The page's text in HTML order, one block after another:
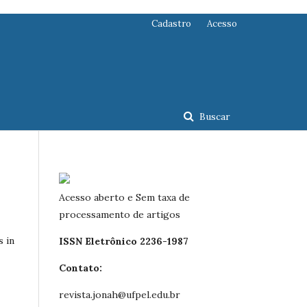
Buscar
Cadastro Acesso
in
Acesso aberto e Sem taxa de
processamento de artigos
ISSN Eletrônico 2236-1987
Contato:
revista.jonah@ufpel.edu.br